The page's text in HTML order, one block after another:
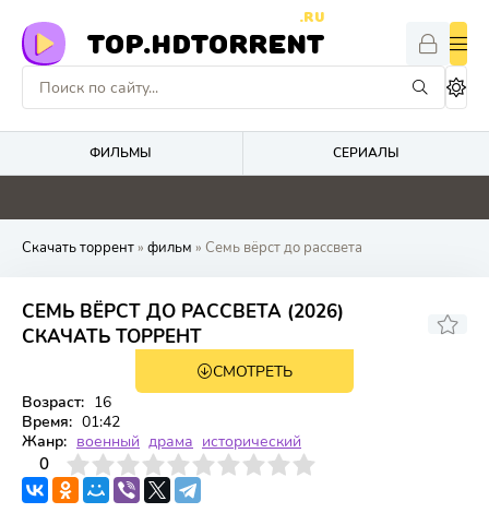
TOP.HDTORRENT
.RU
ФИЛЬМЫ СЕРИАЛЫ
0 0 0 4.1
Скачать торрент» фильм » Семь вёрст до рассвета
СЕМЬ ВЁРСТ ДО РАССВЕТА (2026)
СКАЧАТЬ ТОРРЕНТ
СМОТРЕТЬ
Возраст: 16
Время: 01:42
Жанр: военный драма исторический
0
4 6 7 8 9 10